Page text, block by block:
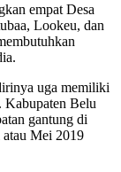
empat Desa
Lookeu, dan
uga memiliki
Kabupaten Belu
gantung di
atau Mei 2019